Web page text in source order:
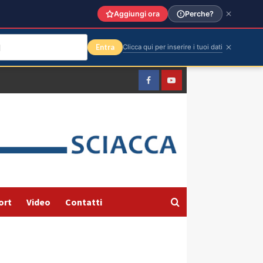
FacebookYountube
Video Contatti
Aggiungi ora Perche?
Entra Clicca qui per inserire i tuoi dati